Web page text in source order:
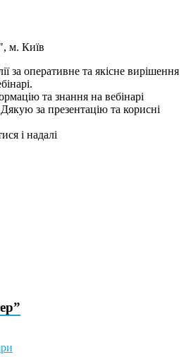
м. Київ
за оперативне та якісне вирішення
та знання на вебінарі
за презентацію та корисні
і надалі